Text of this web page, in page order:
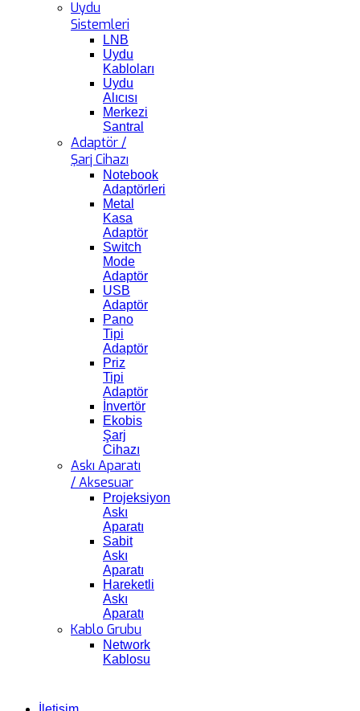
Uydu
Sistemleri
LNB
Uydu
Kabloları
Uydu
Alıcısı
Merkezi
Santral
Adaptör /
Şarj Cihazı
Notebook
Adaptörleri
Metal
Kasa
Adaptör
Switch
Mode
Adaptör
USB
Adaptör
Pano
Tipi
Adaptör
Priz
Tipi
Adaptör
İnvertör
Ekobis
Şarj
Cihazı
Askı Aparatı
/ Aksesuar
Projeksiyon
Askı
Aparatı
Sabit
Askı
Aparatı
Hareketli
Askı
Aparatı
Kablo Grubu
Network
Kablosu